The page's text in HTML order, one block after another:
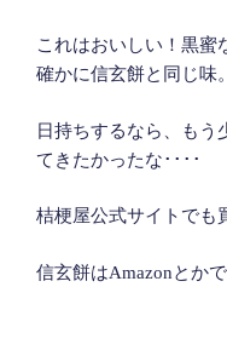
これはおいしい！黒蜜
確かに信玄餅と同じ味。
日持ちするなら、もう
てきたかったな････
桔梗屋公式サイトでも
信玄餅はAmazonとか